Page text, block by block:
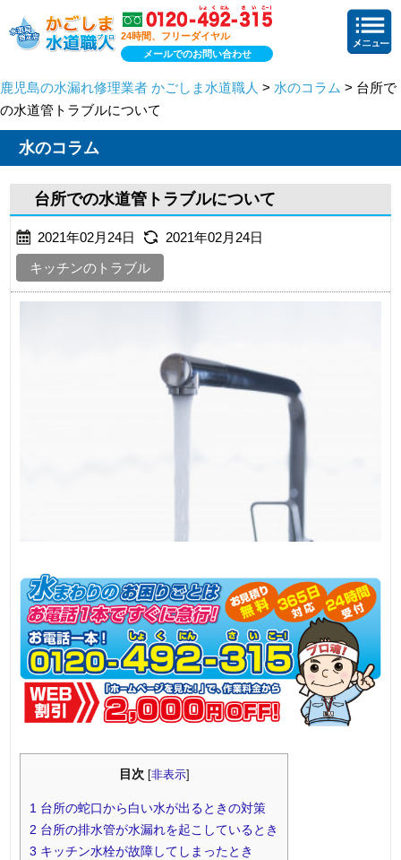
24時間、フリーダイヤル
メールでのお問い合わせ
鹿児島の水漏れ修理業者 かごしま水道職人 > 水のコラム > 台所で
の水道管トラブルについて
水のコラム
台所での水道管トラブルについて
2021年02月24日
2021年02月24日
キッチンのトラブル
目次 [非表示]
1 台所の蛇口から白い水が出るときの対策
2 台所の排水管が水漏れを起こしているとき
3 キッチン水栓が故障してしまったとき